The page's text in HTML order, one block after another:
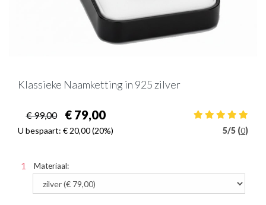
Klassieke Naamketting in 925 zilver
€ 99,00 € 79,00
U bespaart: € 20,00(20%) 5/5 (0)
Materiaal: